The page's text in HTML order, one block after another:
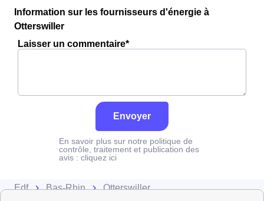
Information sur les fournisseurs d'énergie à
Otterswiller
Laisser un commentaire*
Envoyer
En savoir plus sur notre politique de
contrôle, traitement et publication des
avis : cliquez ici
Edf Bas-Rhin Otterswiller